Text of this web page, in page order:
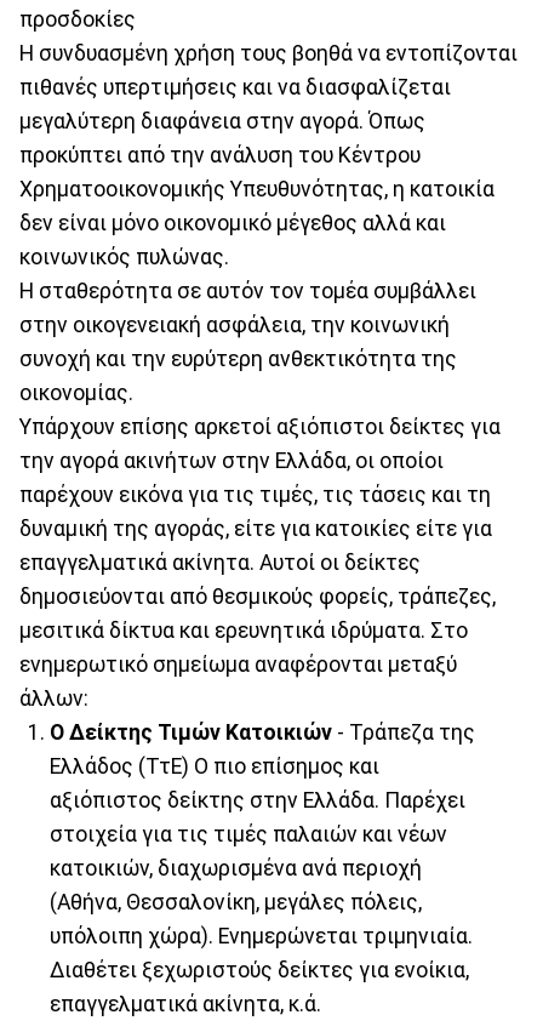
προσδοκίες
Η συνδυασμένη χρήση τους βοηθά να εντοπίζονται
πιθανές υπερτιμήσεις και να διασφαλίζεται
μεγαλύτερη διαφάνεια στην αγορά. Όπως
προκύπτει από την ανάλυση του Κέντρου
Χρηματοοικονομικής Υπευθυνότητας, η κατοικία
δεν είναι μόνο οικονομικό μέγεθος αλλά και
κοινωνικός πυλώνας.
Η σταθερότητα σε αυτόν τον τομέα συμβάλλει
στην οικογενειακή ασφάλεια, την κοινωνική
συνοχή και την ευρύτερη ανθεκτικότητα της
οικονομίας.
Υπάρχουν επίσης αρκετοί αξιόπιστοι δείκτες για
την αγορά ακινήτων στην Ελλάδα, οι οποίοι
παρέχουν εικόνα για τις τιμές, τις τάσεις και τη
δυναμική της αγοράς, είτε για κατοικίες είτε για
επαγγελματικά ακίνητα. Αυτοί οι δείκτες
δημοσιεύονται από θεσμικούς φορείς, τράπεζες,
μεσιτικά δίκτυα και ερευνητικά ιδρύματα. Στο
ενημερωτικό σημείωμα αναφέρονται μεταξύ
άλλων:
Ο Δείκτης Τιμών Κατοικιών - Τράπεζα της
Ελλάδος (ΤτΕ) Ο πιο επίσημος και
αξιόπιστος δείκτης στην Ελλάδα. Παρέχει
στοιχεία για τις τιμές παλαιών και νέων
κατοικιών, διαχωρισμένα ανά περιοχή
(Αθήνα, Θεσσαλονίκη, μεγάλες πόλεις,
υπόλοιπη χώρα). Ενημερώνεται τριμηνιαία.
Διαθέτει ξεχωριστούς δείκτες για ενοίκια,
επαγγελματικά ακίνητα, κ.ά.